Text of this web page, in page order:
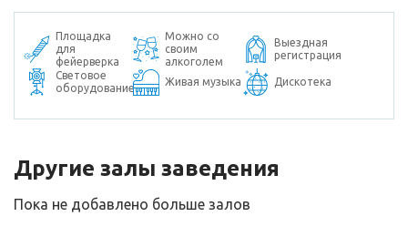
Площадка
для
фейерверка
Можно со
своим
алкоголем
Выездная
регистрация
Световое
оборудование
Живая музыка Дискотека
Другие залы заведения
Пока не добавлено больше залов